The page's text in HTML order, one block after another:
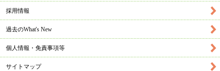
採用情報
過去のWhat's New
個人情報・免責事項等
サイトマップ